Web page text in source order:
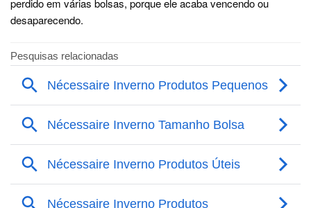
perdido em várias bolsas, porque ele acaba vencendo ou
desaparecendo.